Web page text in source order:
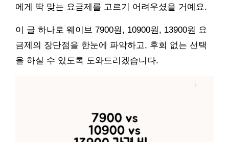
에게 딱 맞는 요금제를 고르기 어려우셨을 거예요.
이 글 하나로 웨이브 7900원, 10900원, 13900원 요
금제의 장단점을 한눈에 파악하고, 후회 없는 선택
을 하실 수 있도록 도와드리겠습니다.